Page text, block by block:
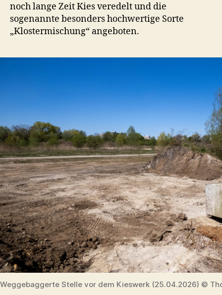
noch lange Zeit Kies veredelt und die
sogenannte besonders hochwertige Sorte
„Klostermischung“ angeboten.
Weggebaggerte Stelle vor dem Kieswerk (25.04.2026) ©